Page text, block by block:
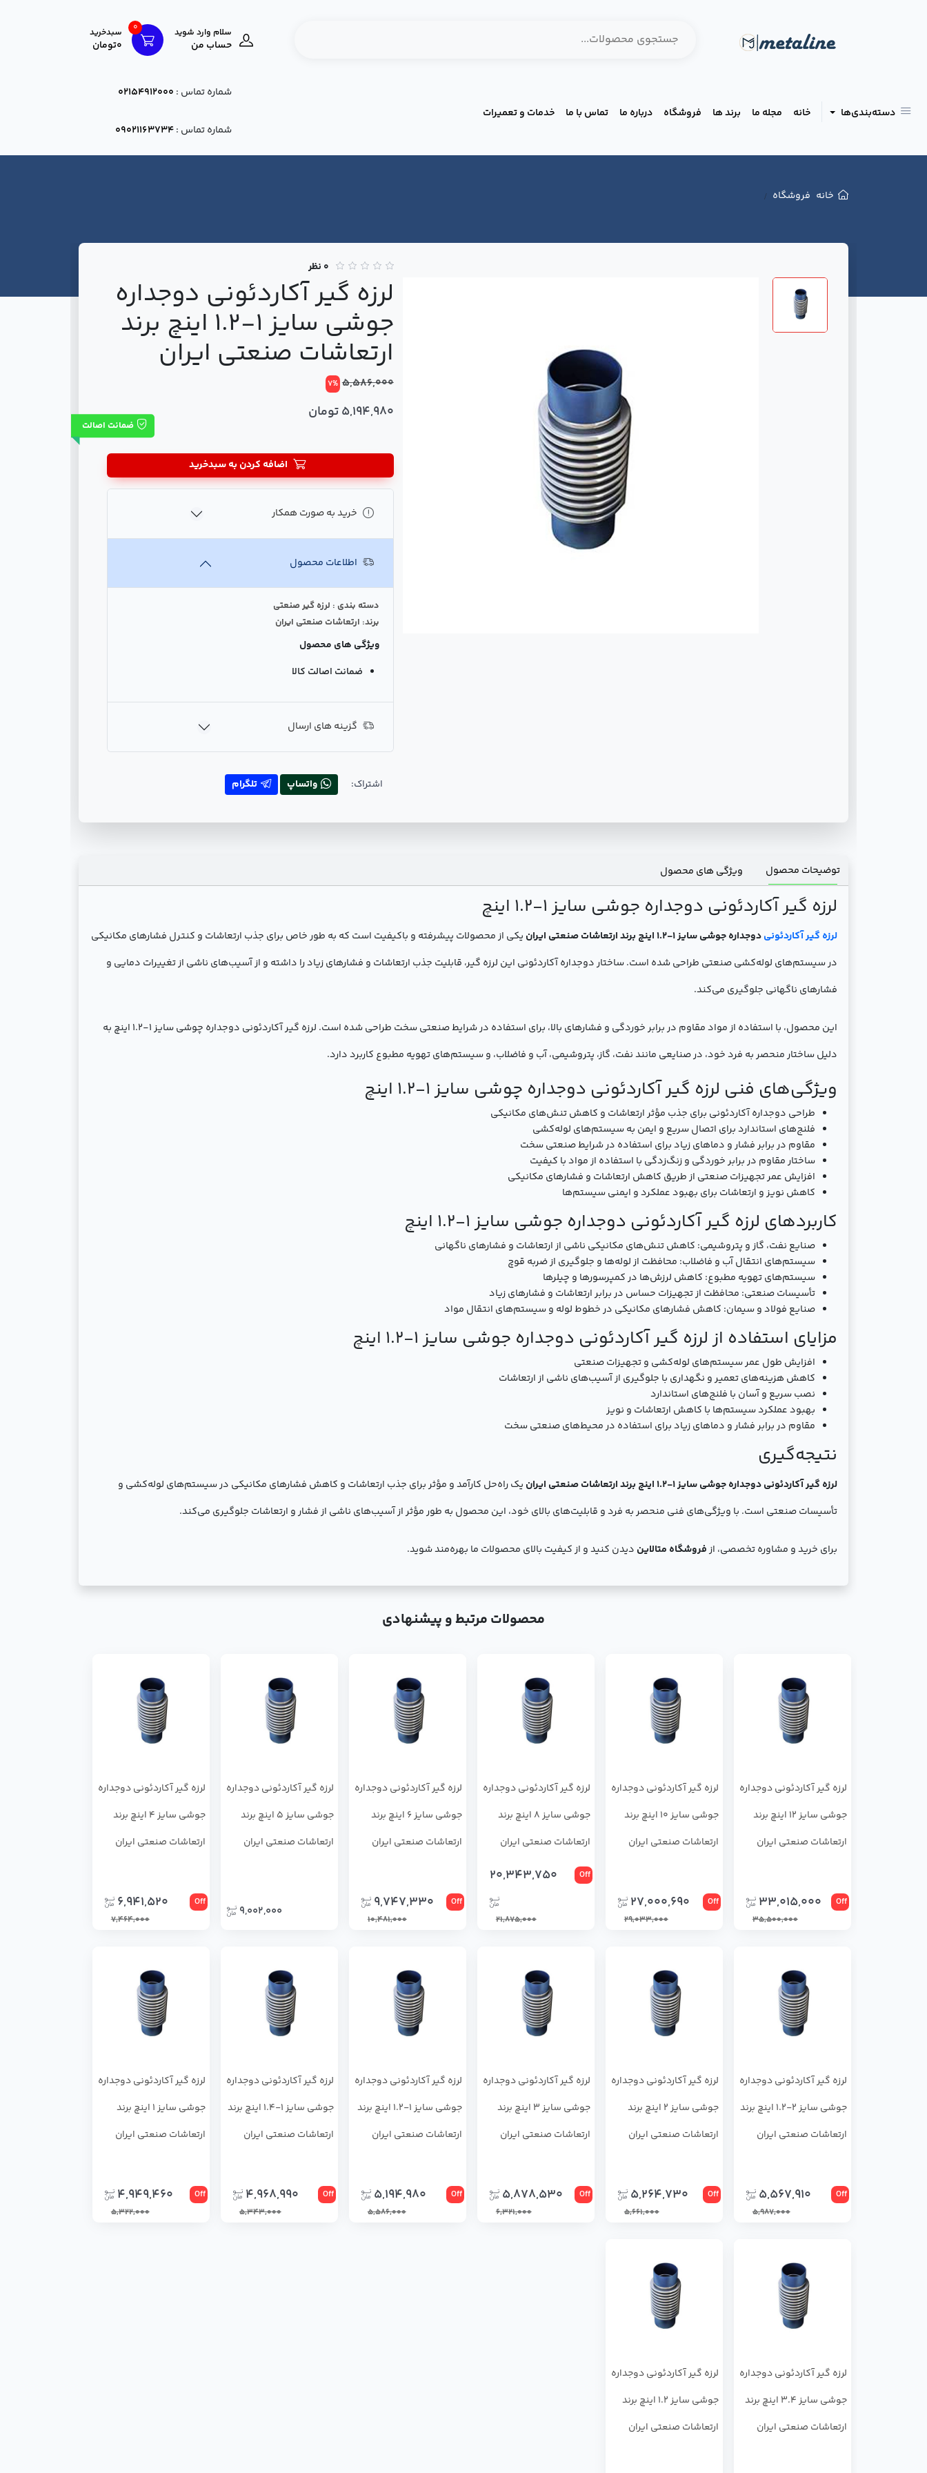
سلام وارد شوید
حساب من
0 سبدخرید
0تومان
دسته‌بندی‌ها خانه مجله ما برند ها فروشگاه درباره ما تماس با ما خدمات و تعمیرات
شماره تماس : 02154912000
شماره تماس :09021163734
خانه فروشگاه
0 نظر
لرزه گیر آکاردئونی دوجداره
جوشی سایز 1-1.2 اینچ برند
ارتعاشات صنعتی ایران
5,586,000
7%
5,194,980 تومان
ضمانت اصالت
اضافه کردن به سبدخرید
خرید به صورت همکار
اطلاعات محصول
دسته بندی : لرزه گیر صنعتی
برند: ارتعاشات صنعتی ایران
ویژگی های محصول
ضمانت اصالت کالا
گزینه های ارسال
اشتراک: واتساپ تلگرام
توضیحات محصول ویژگی های محصول
لرزه گیر آکاردئونی دوجداره جوشی سایز 1-1.2 اینچ
لرزه گیر آکاردئونیدوجداره جوشی سایز 1-1.2 اینچ برند ارتعاشات صنعتی ایران
یکی از محصولات پیشرفته و باکیفیت است که به طور خاص برای جذب ارتعاشات و کنترل فشارهای مکانیکی
در سیستم‌های لوله‌کشی صنعتی طراحی شده است. ساختار دوجداره آکاردئونی این لرزه گیر، قابلیت جذب ارتعاشات و فشارهای زیاد را داشته و از آسیب‌های ناشی از تغییرات دمایی و
فشارهای ناگهانی جلوگیری می‌کند.
این محصول، با استفاده از مواد مقاوم در برابر خوردگی و فشارهای بالا، برای استفاده در شرایط صنعتی سخت طراحی شده است. لرزه گیر آکاردئونی دوجداره چوشی سایز 1-1.2 اینچ به
دلیل ساختار منحصر به فرد خود، در صنایعی مانند نفت، گاز، پتروشیمی، آب و فاضلاب، و سیستم‌های تهویه مطبوع کاربرد دارد.
ویژگی‌های فنی لرزه گیر آکاردئونی دوجداره چوشی سایز 1-1.2 اینچ
طراحی دوجداره آکاردئونی برای جذب مؤثر ارتعاشات و کاهش تنش‌های مکانیکی
فلنج‌های استاندارد برای اتصال سریع و ایمن به سیستم‌های لوله‌کشی
مقاوم در برابر فشار و دماهای زیاد برای استفاده در شرایط صنعتی سخت
ساختار مقاوم در برابر خوردگی و زنگ‌زدگی با استفاده از مواد با کیفیت
افزایش عمر تجهیزات صنعتی از طریق کاهش ارتعاشات و فشارهای مکانیکی
کاهش نویز و ارتعاشات برای بهبود عملکرد و ایمنی سیستم‌ها
کاربردهای لرزه گیر آکاردئونی دوجداره جوشی سایز 1-1.2 اینچ
صنایع نفت، گاز و پتروشیمی: کاهش تنش‌های مکانیکی ناشی از ارتعاشات و فشارهای ناگهانی
سیستم‌های انتقال آب و فاضلاب: محافظت از لوله‌ها و جلوگیری از ضربه قوچ
سیستم‌های تهویه مطبوع: کاهش لرزش‌ها در کمپرسورها و چیلرها
تأسیسات صنعتی: محافظت از تجهیزات حساس در برابر ارتعاشات و فشارهای زیاد
صنایع فولاد و سیمان: کاهش فشارهای مکانیکی در خطوط لوله و سیستم‌های انتقال مواد
مزایای استفاده از لرزه گیر آکاردئونی دوجداره جوشی سایز 1-1.2 اینچ
افزایش طول عمر سیستم‌های لوله‌کشی و تجهیزات صنعتی
کاهش هزینه‌های تعمیر و نگهداری با جلوگیری از آسیب‌های ناشی از ارتعاشات
نصب سریع و آسان با فلنج‌های استاندارد
بهبود عملکرد سیستم‌ها با کاهش ارتعاشات و نویز
مقاوم در برابر فشار و دماهای زیاد برای استفاده در محیط‌های صنعتی سخت
نتیجه‌گیری
لرزه گیر آکاردئونی دوجداره جوشی سایز 1-1.2 اینچ برند ارتعاشات صنعتی ایران
یک راه‌حل کارآمد و مؤثر برای جذب ارتعاشات و کاهش فشارهای مکانیکی در سیستم‌های لوله‌کشی و
تأسیسات صنعتی است. با ویژگی‌های فنی منحصر به فرد و قابلیت‌های بالای خود، این محصول به طور مؤثر از آسیب‌های ناشی از فشار و ارتعاشات جلوگیری می‌کند.
برای خرید و مشاوره تخصصی، ازفروشگاه متالاین دیدن کنید و از کیفیت بالای محصولات ما بهره‌مند شوید.
محصولات مرتبط و پیشنهادی
لرزه گیر آکاردئونی دوجداره
جوشی سایز 12 اینچ برند
ارتعاشات صنعتی ایران
Off
33,015,000
35,500,000
لرزه گیر آکاردئونی دوجداره
جوشی سایز 10 اینچ برند
ارتعاشات صنعتی ایران
Off
27,000,690
29,033,000
لرزه گیر آکاردئونی دوجداره
جوشی سایز 8 اینچ برند
ارتعاشات صنعتی ایران
Off
20,343,750
21,875,000
لرزه گیر آکاردئونی دوجداره
جوشی سایز 6 اینچ برند
ارتعاشات صنعتی ایران
Off
9,747,330
10,481,000
لرزه گیر آکاردئونی دوجداره
جوشی سایز 5 اینچ برند
ارتعاشات صنعتی ایران
9,002,000
لرزه گیر آکاردئونی دوجداره
جوشی سایز 4 اینچ برند
ارتعاشات صنعتی ایران
Off
6,941,520
7,464,000
لرزه گیر آکاردئونی دوجداره
جوشی سایز 2-1.2 اینچ برند
ارتعاشات صنعتی ایران
Off
5,567,910
5,987,000
لرزه گیر آکاردئونی دوجداره
جوشی سایز 2 اینچ برند
ارتعاشات صنعتی ایران
Off
5,264,730
5,661,000
لرزه گیر آکاردئونی دوجداره
جوشی سایز 3 اینچ برند
ارتعاشات صنعتی ایران
Off
5,878,530
6,321,000
لرزه گیر آکاردئونی دوجداره
جوشی سایز 1-1.2 اینچ برند
ارتعاشات صنعتی ایران
Off
5,194,980
5,586,000
لرزه گیر آکاردئونی دوجداره
جوشی سایز 1-1.4 اینچ برند
ارتعاشات صنعتی ایران
Off
4,968,990
5,343,000
لرزه گیر آکاردئونی دوجداره
جوشی سایز 1 اینچ برند
ارتعاشات صنعتی ایران
Off
4,949,460
5,322,000
لرزه گیر آکاردئونی دوجداره
جوشی سایز 3.4 اینچ برند
ارتعاشات صنعتی ایران
لرزه گیر آکاردئونی دوجداره
جوشی سایز 1.2 اینچ برند
ارتعاشات صنعتی ایران